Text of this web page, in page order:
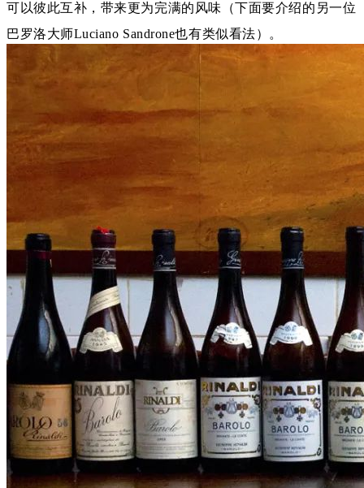
可以彼此互补，带来更为完满的风味（下面要介绍的另一位
巴罗洛大师Luciano Sandrone也有类似看法）。